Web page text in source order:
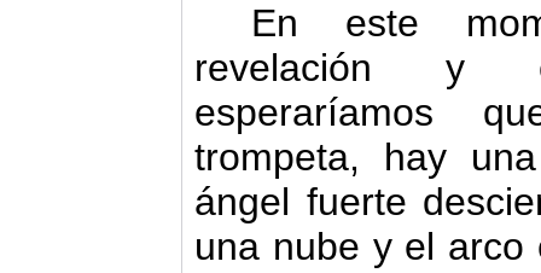
En este
revelación y
esperaríamos
trompeta, hay
ángel fuerte
una nube y el arco